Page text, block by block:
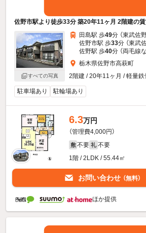
佐野市駅より徒歩33分 築20年11ヶ月 2階建の
すべての写真
田島駅 歩49分 （東武佐野
佐野市駅 歩33分 （東武
佐野駅 歩40分 （両毛線
栃木県佐野市高萩町
2階建 / 20年11ヶ月 / 軽量鉄
駐車場あり 駐輪場あり
6.3万円
（管理費4,000円）
敷 不要 礼 不要
1階 / 2LDK / 55.44㎡
お問い合わせ （無料）
ほか提供